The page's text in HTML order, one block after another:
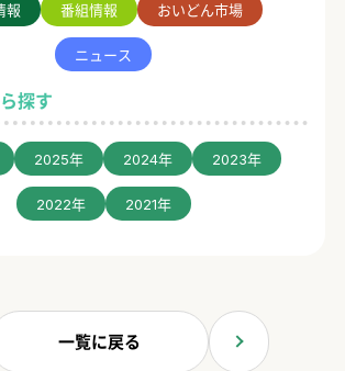
報 番組情報 おいどん市場
ニュース
探す
2025年 2024年 2023年
2022年 2021年
一覧に戻る